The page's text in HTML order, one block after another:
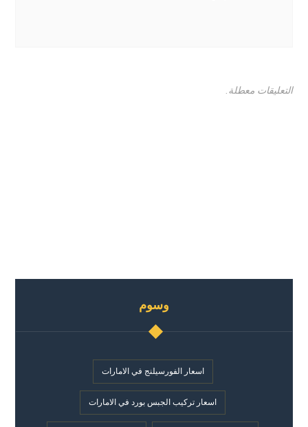
التعليقات معطلة.
وسوم
اسعار الفورسيلنج في الامارات
اسعار تركيب الجبس بورد في الامارات